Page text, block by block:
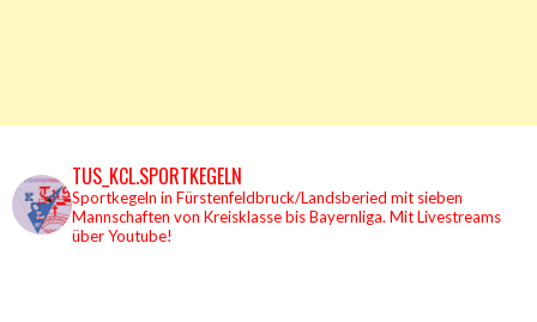
TUS_KCL.SPORTKEGELN
Sportkegeln in Fürstenfeldbruck/Landsberied mit sieben
Mannschaften von Kreisklasse bis Bayernliga. Mit Livestreams
über Youtube!